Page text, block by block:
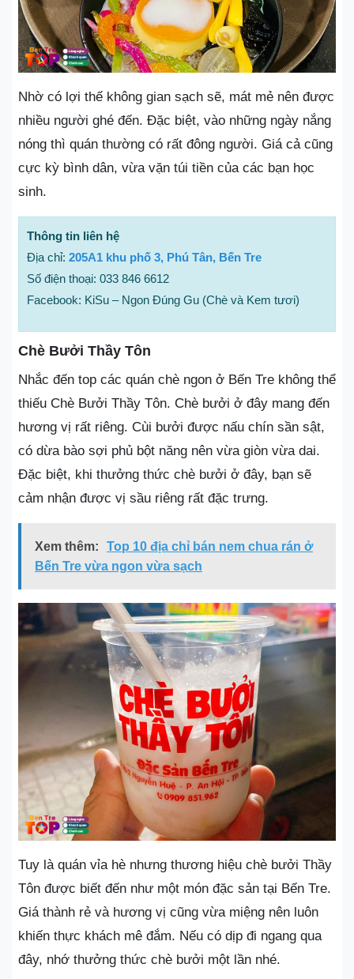
Nhờ có lợi thế không gian sạch sẽ, mát mẻ nên được
nhiều người ghé đến. Đặc biệt, vào những ngày nắng
nóng thì quán thường có rất đông người. Giá cả cũng
cực kỳ bình dân, vừa vặn túi tiền của các bạn học
sinh.
Thông tin liên hệ
Địa chỉ: 205A1 khu phố 3, Phú Tân, Bến Tre
Số điện thoại: 033 846 6612
Facebook: KiSu – Ngon Đúng Gu (Chè và Kem tươi)
Chè Bưởi Thầy Tôn
Nhắc đến top các quán chè ngon ở Bến Tre không thể
thiếu Chè Bưởi Thầy Tôn. Chè bưởi ở đây mang đến
hương vị rất riêng. Cùi bưởi được nấu chín sần sật,
có dừa bào sợi phủ bột năng nên vừa giòn vừa dai.
Đặc biệt, khi thưởng thức chè bưởi ở đây, bạn sẽ
cảm nhận được vị sầu riêng rất đặc trưng.
Xem thêm:
Top 10 địa chỉ bán nem chua rán ở
Bến Tre vừa ngon vừa sạch
Tuy là quán vỉa hè nhưng thương hiệu chè bưởi Thầy
Tôn được biết đến như một món đặc sản tại Bến Tre.
Giá thành rẻ và hương vị cũng vừa miệng nên luôn
khiến thực khách mê đắm. Nếu có dịp đi ngang qua
đây, nhớ thưởng thức chè bưởi một lần nhé.